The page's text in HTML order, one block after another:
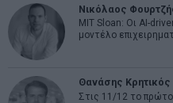
Νικόλαος
MIT Sloan: Οι AI-
μοντέλο
Θανάσης Κρητικός
Στις 11/12 το πρώτο